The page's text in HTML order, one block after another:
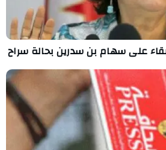
على سهام بن سدرين بحالة سراح